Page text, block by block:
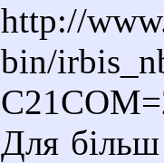
http://
bin/
Для більш